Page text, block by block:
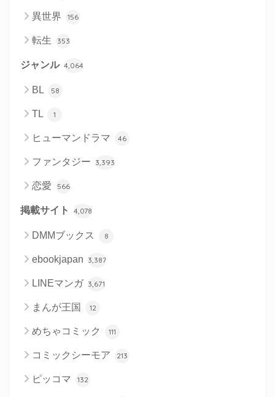
異世界 156
転生 353
ジャンル 4,064
BL 58
TL 1
ヒューマンドラマ 46
ファンタジー 3,393
恋愛 566
掲載サイト 4,078
DMMブックス 8
ebookjapan 3,387
LINEマンガ 3,671
まんが王国 12
めちゃコミック 111
コミックシーモア 213
ピッコマ 132